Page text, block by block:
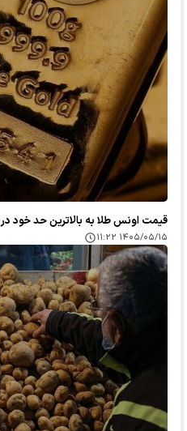
قیمت اونس طلا به بالاترین حد خود در ۷ هفته اخیر رسید
۱۴۰۵/۰۵/۱۵ ۱۱:۲۲